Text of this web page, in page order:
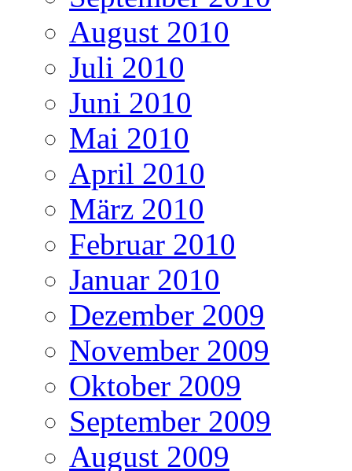
August 2010
Juli 2010
Juni 2010
Mai 2010
April 2010
März 2010
Februar 2010
Januar 2010
Dezember 2009
November 2009
Oktober 2009
September 2009
August 2009